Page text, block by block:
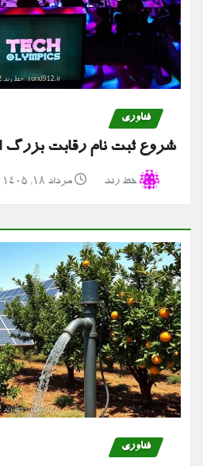
فناوری
شروع ثبت نام رقابت بزرگ
خط رند مرداد ۱۸, ۱۴۰۵
فناوری